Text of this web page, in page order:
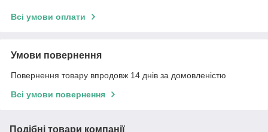
Всі умови оплати
Умови повернення
Повернення товару впродовж 14 днів за домовленістю
Всі умови повернення
Подібні товари компанії